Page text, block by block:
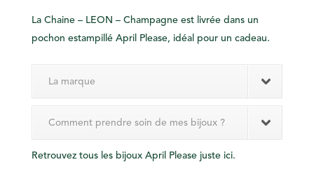
La Chaine – LEON – Champagne est livrée dans un
pochon estampillé April Please, idéal pour un cadeau.
La marque
Comment prendre soin de mes bijoux ?
Retrouvez tous les bijoux April Please juste ici.